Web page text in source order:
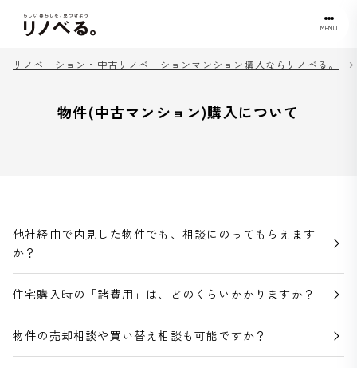
MENU
リノベーション・中古リノベーションマンション購入ならリノベる。
物件(中古マンション)購入について
他社経由で内見した物件でも、相談にのってもらえます
か？
住宅購入時の「諸費用」は、どのくらいかかりますか？
物件の売却相談や買い替え相談も可能ですか？